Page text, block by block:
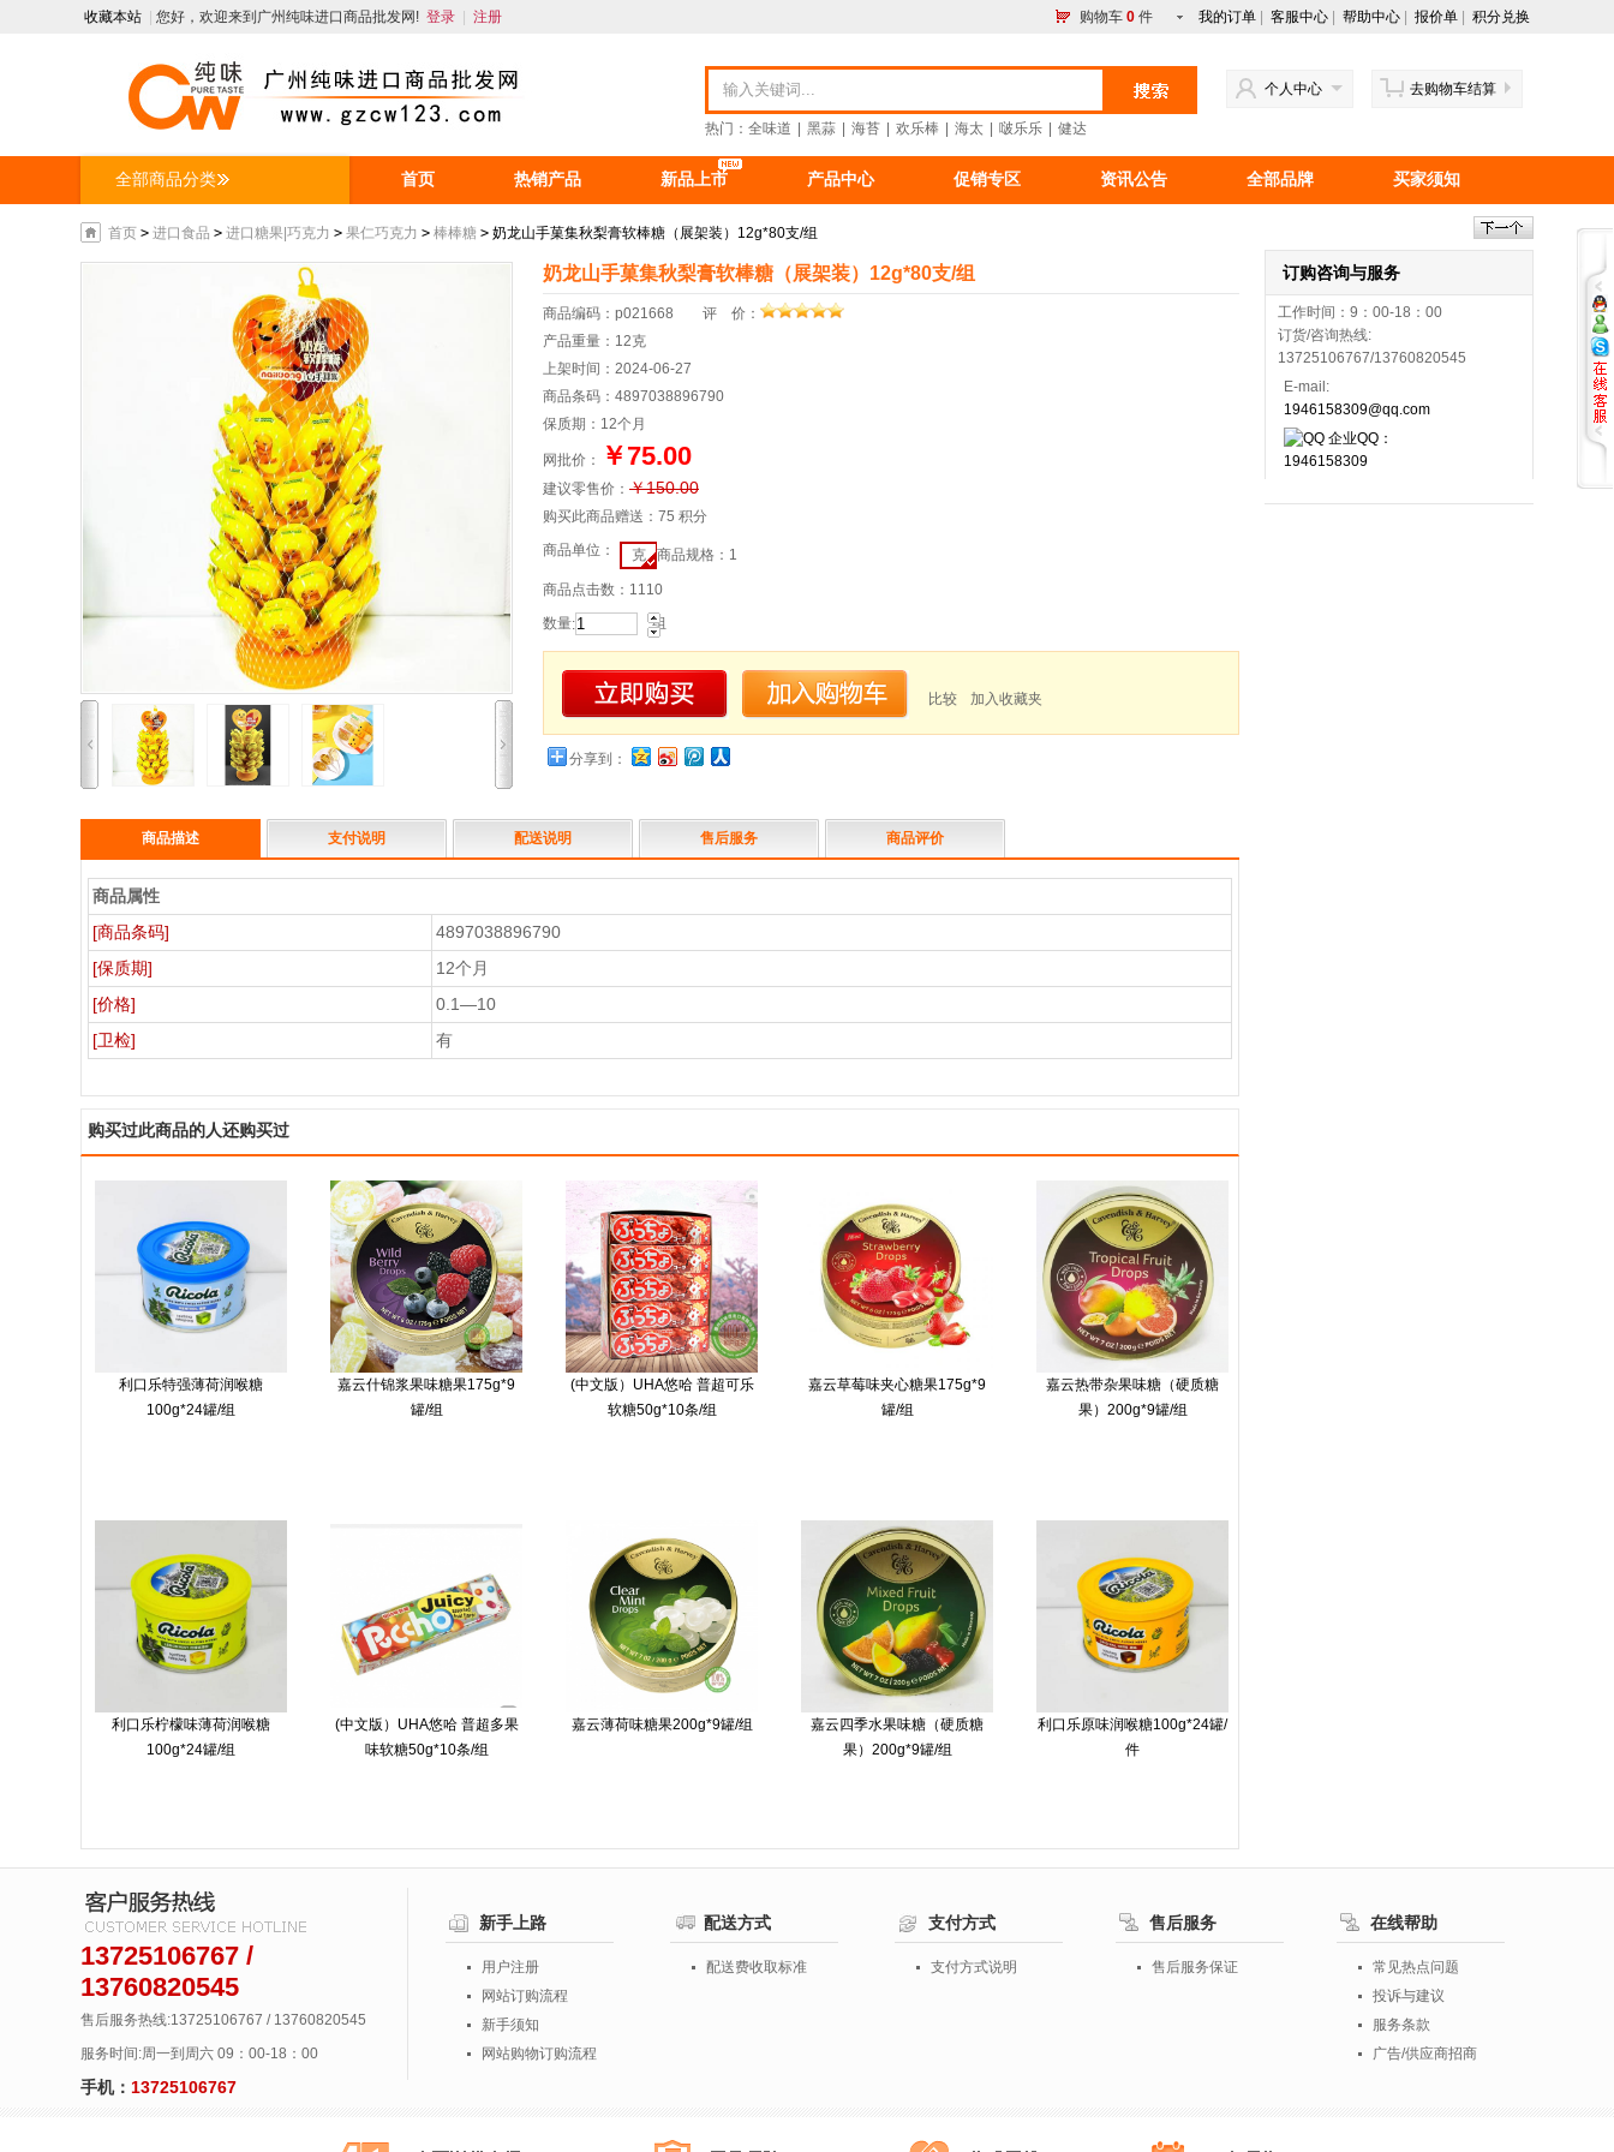
收藏本站 您好，欢迎来到广州纯味进口商品批发网! 登录 注册 我的订单 客服中心 帮助中心 报价单 积分兑换
购物车 0 件
热门： 全味道 黑蒜 海苔 欢乐棒 海太 啵乐乐 健达
个人中心 去购物车结算
全部商品分类 首页 热销产品 新品上市 产品中心 促销专区 资讯公告 全部品牌 买家须知
人才招聘 资讯 食品资讯 公司新闻 马来西亚产品
首页 > 进口食品 > 进口糖果|巧克力 > 果仁巧克力 > 棒棒糖 > 奶龙山手菓集秋梨膏软棒糖（展架装）12g*80支/组
奶龙山手菓集秋梨膏软棒糖（展架装）12g*80支/组
商品编码：p021668 评 价：
产品重量：12克
上架时间：2024-06-27
商品条码：4897038896790
保质期：12个月
网批价： ￥75.00
建议零售价： ￥150.00
购买此商品赠送： 75 积分
商品单位：
克 商品规格：1
商品点击数：1110
数量: 组
加入收藏夹
比较
分享到：
商品描述 支付说明 配送说明 售后服务 商品评价
商品属性
[商品条码]
4897038896790
[保质期]
12个月
[价格]
0.1—10
[卫检]
有
购买过此商品的人还购买过
利口乐特强薄荷润喉糖
100g*24罐/组
嘉云什锦浆果味糖果175g*9
罐/组
(中文版）UHA悠哈 普超可乐
软糖50g*10条/组
嘉云草莓味夹心糖果175g*9
罐/组
嘉云热带杂果味糖（硬质糖
果）200g*9罐/组
利口乐柠檬味薄荷润喉糖
100g*24罐/组
(中文版）UHA悠哈 普超多果
味软糖50g*10条/组
嘉云薄荷味糖果200g*9罐/组
嘉云四季水果味糖（硬质糖
果）200g*9罐/组
利口乐原味润喉糖100g*24罐/
件
订购咨询与服务
工作时间：9：00-18：00
订货/咨询热线:
13725106767/13760820545
E-mail:
1946158309@qq.com
企业QQ：
1946158309
13725106767 /
13760820545
售后服务热线:13725106767 / 13760820545
服务时间:周一到周六 09：00-18：00
手机： 13725106767
新手上路
用户注册
网站订购流程
新手须知
网站购物订购流程
配送方式
配送费收取标准
支付方式
支付方式说明
售后服务
售后服务保证
在线帮助
常见热点问题
投诉与建议
服务条款
广告/供应商招商